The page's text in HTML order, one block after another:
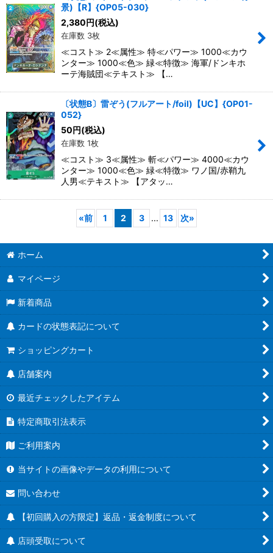
景)【R】{OP05-030}
2,380円(税込)
在庫数 3枚
≪コスト≫ 2≪属性≫ 特≪パワー≫ 1000≪カウ
ンター≫ 1000≪色≫ 緑≪特徴≫ 海軍/ドンキホ
ーテ海賊団≪テキスト≫ 【…
〔状態B〕雷ぞう(フルアート/foil)【UC】{OP01-
052}
50円(税込)
在庫数 1枚
≪コスト≫ 3≪属性≫ 斬≪パワー≫ 4000≪カウ
ンター≫ 1000≪色≫ 緑≪特徴≫ ワノ国/赤鞘九
人男≪テキスト≫ 【アタッ…
«前 1 2 3 ... 13 次»
ホーム
マイページ
新着商品
カードの状態表記について
ショッピングカート
店舗案内
最近チェックしたアイテム
特定商取引法表示
ご利用案内
当サイトの画像やデータの利用について
問い合わせ
【初回購入の方限定】返品・返金制度について
店頭受取について